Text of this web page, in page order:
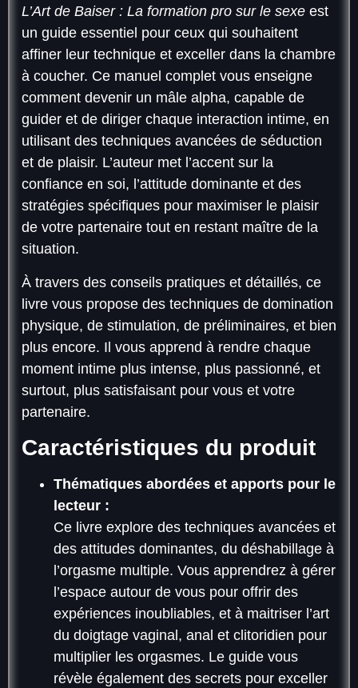
L’Art de Baiser : La formation pro sur le sexe est
un guide essentiel pour ceux qui souhaitent
affiner leur technique et exceller dans la chambre
à coucher. Ce manuel complet vous enseigne
comment devenir un mâle alpha, capable de
guider et de diriger chaque interaction intime, en
utilisant des techniques avancées de séduction
et de plaisir. L’auteur met l’accent sur la
confiance en soi, l’attitude dominante et des
stratégies spécifiques pour maximiser le plaisir
de votre partenaire tout en restant maître de la
situation.
À travers des conseils pratiques et détaillés, ce
livre vous propose des techniques de domination
physique, de stimulation, de préliminaires, et bien
plus encore. Il vous apprend à rendre chaque
moment intime plus intense, plus passionné, et
surtout, plus satisfaisant pour vous et votre
partenaire.
Caractéristiques du produit
Thématiques abordées et apports pour le
lecteur :
Ce livre explore des techniques avancées et
des attitudes dominantes, du déshabillage à
l’orgasme multiple. Vous apprendrez à gérer
l’espace autour de vous pour offrir des
expériences inoubliables, et à maitriser l’art
du doigtage vaginal, anal et clitoridien pour
multiplier les orgasmes. Le guide vous
révèle également des secrets pour exceller